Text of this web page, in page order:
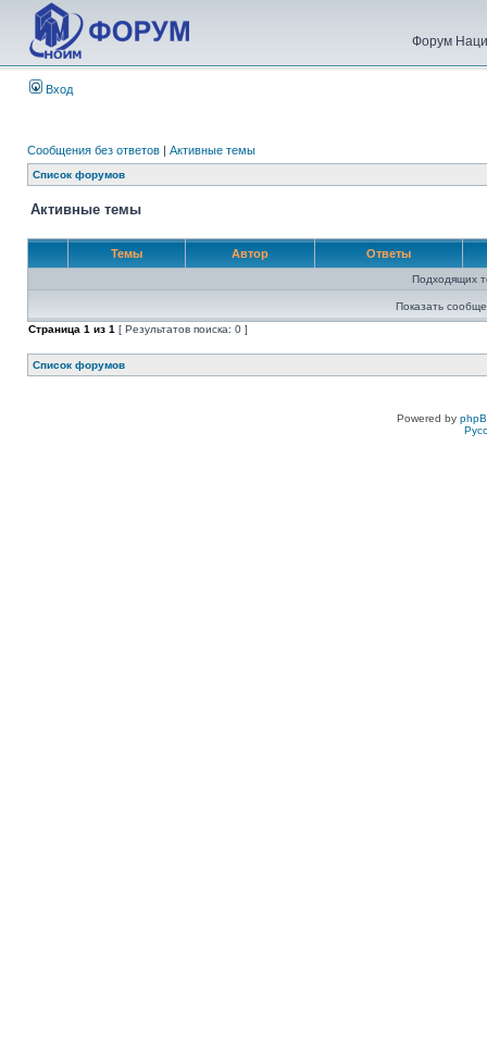
Форум
Вход
Сообщения без ответов | Активные темы
Список форумов
Активные темы
Темы Автор Ответы
Подходящих
Показать
Страница 1 из 1 [ Результатов поиска: 0 ]
Список форумов
Powered by